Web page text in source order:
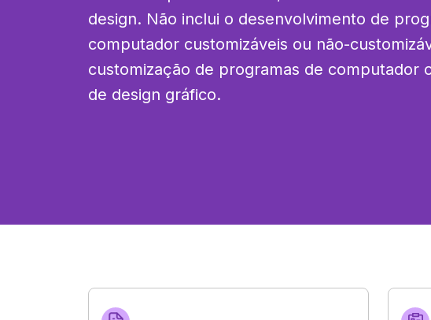
design. Não inclui o desenvolvimento de
computador customizáveis ou não-
customização de programas de computador
de design gráfico.